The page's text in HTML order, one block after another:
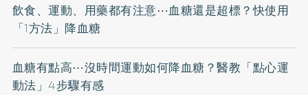
飲食、運動、用藥都有注意⋯血糖還是超標？快使用
「1方法」降血糖
血糖有點高⋯沒時間運動如何降血糖？醫教「點心運
動法」4步驟有感